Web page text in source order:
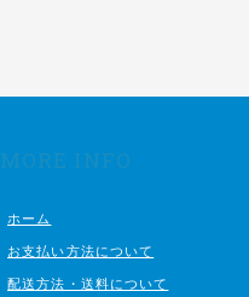
MORE INFO
ホーム
お支払い方法について
配送方法・送料について